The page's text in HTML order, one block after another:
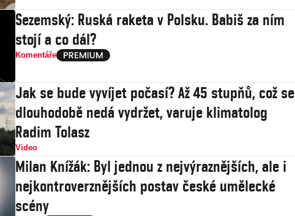
Sezemský: Ruská raketa v Polsku. Babiš za ním
stojí a co dál?
Komentáře
Jak se bude vyvíjet počasí? Až 45 stupňů, což se
dlouhodobě nedá vydržet, varuje klimatolog
Radim Tolasz
Video
Milan Knížák: Byl jednou z nejvýraznějších, ale i
nejkontroverznějších postav české umělecké
scény